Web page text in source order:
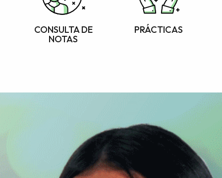
CONSULTA DE
NOTAS
PRÁCTICAS